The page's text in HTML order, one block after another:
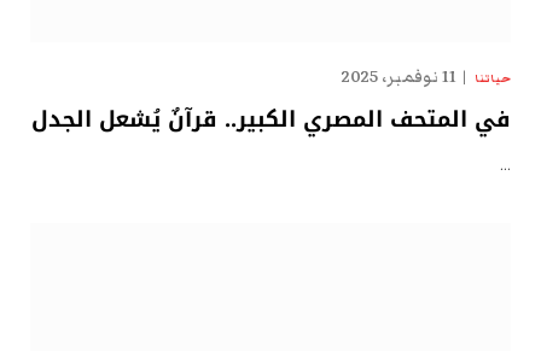
حياتنا 11 نوفمبر، 2025
في المتحف المصري الكبير.. قرآنٌ يُشعل الجدل
…